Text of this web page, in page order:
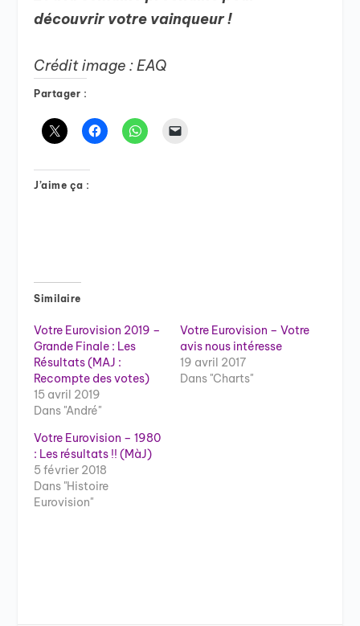
découvrir votre vainqueur !
Crédit image : EAQ
Partager :
J’aime ça :
Similaire
Votre Eurovision 2019 –
Grande Finale : Les
Résultats (MAJ :
Recompte des votes)
15 avril 2019
Dans "André"
Votre Eurovision – Votre
avis nous intéresse
19 avril 2017
Dans "Charts"
Votre Eurovision – 1980
: Les résultats !! (MàJ)
5 février 2018
Dans "Histoire
Eurovision"